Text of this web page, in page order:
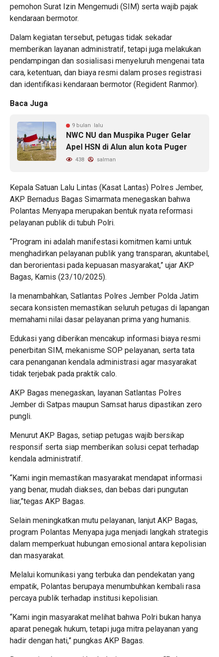
pemohon Surat Izin Mengemudi (SIM) serta wajib pajak
kendaraan bermotor.
Dalam kegiatan tersebut, petugas tidak sekadar
memberikan layanan administratif, tetapi juga melakukan
pendampingan dan sosialisasi menyeluruh mengenai tata
cara, ketentuan, dan biaya resmi dalam proses registrasi
dan identifikasi kendaraan bermotor (Regident Ranmor).
Baca Juga
9 bulan lalu
NWC NU dan Muspika Puger Gelar
Apel HSN di Alun alun kota Puger
438 salman
Kepala Satuan Lalu Lintas (Kasat Lantas) Polres Jember,
AKP Bernadus Bagas Simarmata menegaskan bahwa
Polantas Menyapa merupakan bentuk nyata reformasi
pelayanan publik di tubuh Polri.
“Program ini adalah manifestasi komitmen kami untuk
menghadirkan pelayanan publik yang transparan, akuntabel,
dan berorientasi pada kepuasan masyarakat,” ujar AKP
Bagas, Kamis (23/10/2025).
Ia menambahkan, Satlantas Polres Jember Polda Jatim
secara konsisten memastikan seluruh petugas di lapangan
memahami nilai dasar pelayanan prima yang humanis.
Edukasi yang diberikan mencakup informasi biaya resmi
penerbitan SIM, mekanisme SOP pelayanan, serta tata
cara penanganan kendala administrasi agar masyarakat
tidak terjebak pada praktik calo.
AKP Bagas menegaskan, layanan Satlantas Polres
Jember di Satpas maupun Samsat harus dipastikan zero
pungli.
Menurut AKP Bagas, setiap petugas wajib bersikap
responsif serta siap memberikan solusi cepat terhadap
kendala administratif.
“Kami ingin memastikan masyarakat mendapat informasi
yang benar, mudah diakses, dan bebas dari pungutan
liar,”tegas AKP Bagas.
Selain meningkatkan mutu pelayanan, lanjut AKP Bagas,
program Polantas Menyapa juga menjadi langkah strategis
dalam memperkuat hubungan emosional antara kepolisian
dan masyarakat.
Melalui komunikasi yang terbuka dan pendekatan yang
empatik, Polantas berupaya menumbuhkan kembali rasa
percaya publik terhadap institusi kepolisian.
“Kami ingin masyarakat melihat bahwa Polri bukan hanya
aparat penegak hukum, tetapi juga mitra pelayanan yang
hadir dengan hati,” pungkas AKP Bagas.